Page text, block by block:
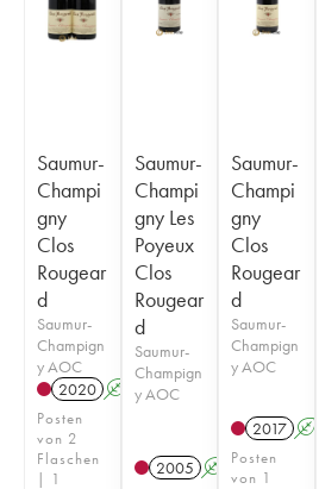
Saumur-
Champi
gny
Clos
Rougear
d
Saumur-
Champign
y AOC
2020 A
Posten
von 2
Flaschen
| 1
Saumur-
Champi
gny Les
Poyeux
Clos
Rougear
d
Saumur-
Champign
y AOC
2005 A
Saumur-
Champi
gny
Clos
Rougear
d
Saumur-
Champign
y AOC
2017 A
Posten
von 1